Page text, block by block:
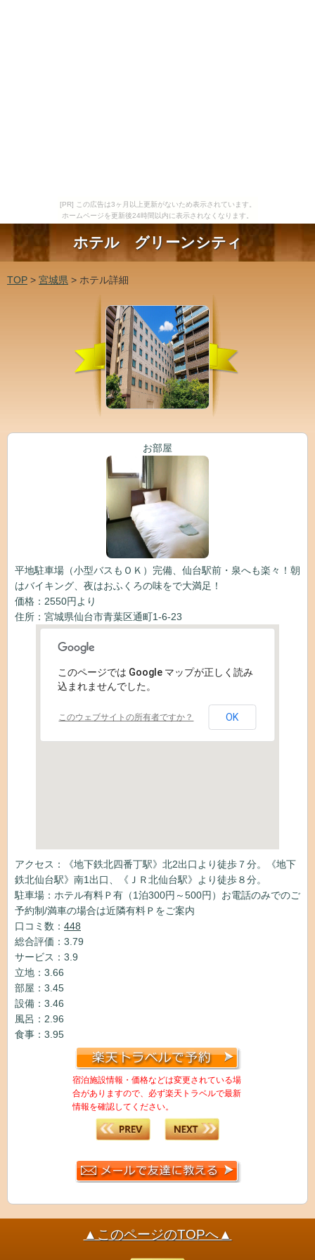
[PR] この広告は3ヶ月以上更新がないため表示されています。
ホームページを更新後24時間以内に表示されなくなります。
ホテル グリーンシティ
TOP > 宮城県 > ホテル詳細
お部屋
平地駐車場（小型バスもＯＫ）完備、仙台駅前・泉へも楽々！朝
はバイキング、夜はおふくろの味をで大満足！
価格：2550円より
住所：宮城県仙台市青葉区通町1-6-23
このページでは Google マップが正しく読み
込まれませんでした。
このウェブサイトの所有者ですか？ OK
アクセス：《地下鉄北四番丁駅》北2出口より徒歩７分。《地下
鉄北仙台駅》南1出口、《ＪＲ北仙台駅》より徒歩８分。
駐車場：ホテル有料Ｐ有（1泊300円～500円）お電話のみでのご
予約制/満車の場合は近隣有料Ｐをご案内
口コミ数： 448
総合評価：3.79
サービス：3.9
立地：3.66
部屋：3.45
設備：3.46
風呂：2.96
食事：3.95
宿泊施設情報・価格などは変更されている場
合がありますので、必ず楽天トラベルで最新
情報を確認してください。
▲このページのTOPへ▲